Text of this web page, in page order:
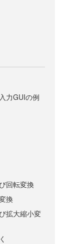
力GUIの例
回転変換
換
拡大縮小変